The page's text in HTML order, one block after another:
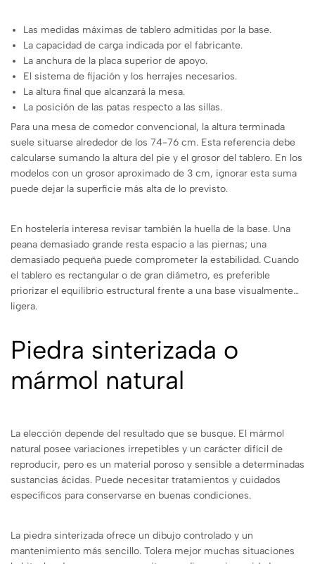
Las medidas máximas de tablero admitidas por la base.
La capacidad de carga indicada por el fabricante.
La anchura de la placa superior de apoyo.
El sistema de fijación y los herrajes necesarios.
La altura final que alcanzará la mesa.
La posición de las patas respecto a las sillas.
Para una mesa de comedor convencional, la altura terminada
suele situarse alrededor de los 74-76 cm. Esta referencia debe
calcularse sumando la altura del pie y el grosor del tablero. En los
modelos con un grosor aproximado de 3 cm, ignorar esta suma
puede dejar la superficie más alta de lo previsto.
En hostelería interesa revisar también la huella de la base. Una
peana demasiado grande resta espacio a las piernas; una
demasiado pequeña puede comprometer la estabilidad. Cuando
el tablero es rectangular o de gran diámetro, es preferible
priorizar el equilibrio estructural frente a una base visualmente
ligera.
Piedra sinterizada o
mármol natural
La elección depende del resultado que se busque. El mármol
natural posee variaciones irrepetibles y un carácter difícil de
reproducir, pero es un material poroso y sensible a determinadas
sustancias ácidas. Puede necesitar tratamientos y cuidados
específicos para conservarse en buenas condiciones.
La piedra sinterizada ofrece un dibujo controlado y un
mantenimiento más sencillo. Tolera mejor muchas situaciones